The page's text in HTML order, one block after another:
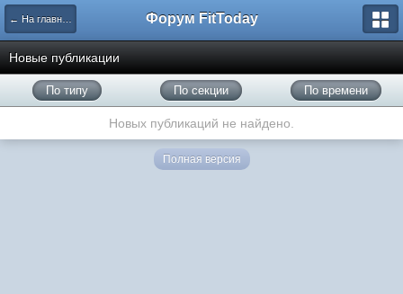
← На главную Форум FitToday
Новые публикации
По типу По секции По времени
Новых публикаций не найдено.
Полная версия